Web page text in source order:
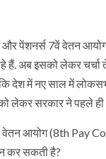
और पेंशनर्स 7वें वेतन
अब इसको लेकर चर्चा
देश में नए साल में
लेकर सरकार ने पहले ही
आयोग (8th Pay
कर सकती है?